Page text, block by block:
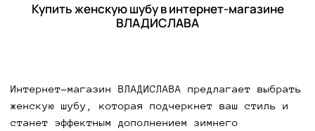
Купить женскую шубу в интернет-магазине
ВЛАДИСЛАВА
Интернет-магазин ВЛАДИСЛАВА предлагает выбрать
женскую шубу, которая подчеркнет ваш стиль и
станет эффектным дополнением зимнего